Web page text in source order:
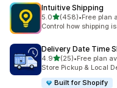
Intuitive Shipping
5.05つ星中
(458)
合計レビュー数：458件
•Free plan
Control how shipping
Delivery Date Time
4.95つ星中
(25)
合計レビュー数：25件
•Free plan
Store Pickup & Local
Built for Shopify